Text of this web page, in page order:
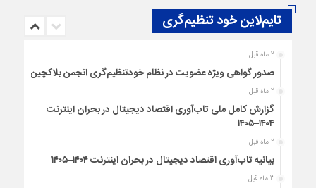
تایم‌لاین خود تنظیم‌گری
2 ماه قبل
صدور گواهی ویژه عضویت در نظام خودتنظیم‌گری انجمن بلاکچین
2 ماه قبل
گزارش کامل ملی تاب‌آوری اقتصاد دیجیتال در بحران اینترنت
۱۴۰۴–۱۴۰۵
2 ماه قبل
بیانیه تاب‌آوری اقتصاد دیجیتال در بحران اینترنت ۱۴۰۴–۱۴۰۵
3 ماه قبل